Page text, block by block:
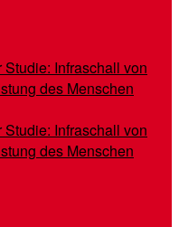
Infraschall von
des Menschen
Infraschall von
des Menschen